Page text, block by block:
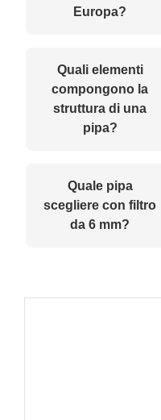
Europa?
Quali elementi
compongono la
struttura di una
pipa?
Quale pipa
scegliere con filtro
da 6 mm?